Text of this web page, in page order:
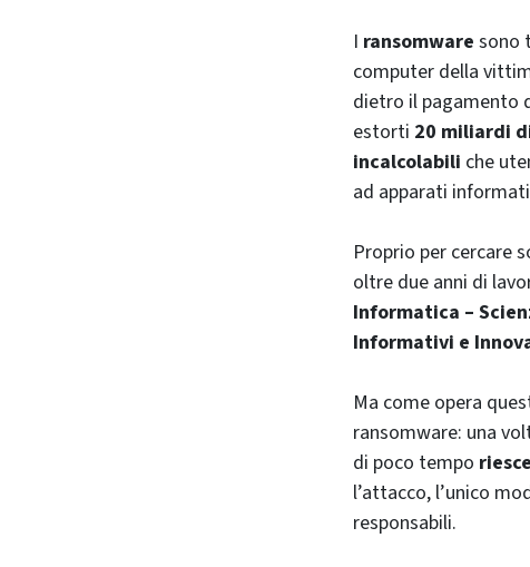
I ransomware sono
computer della
dietro il pagamento
estorti 20 miliardi
incalcolabili che
ad apparati
Proprio per cercare
oltre due anni di
Informatica –
Informativi e
Ma come opera
ransomware: una
di poco tempo
l’attacco, l’unico
responsabili.